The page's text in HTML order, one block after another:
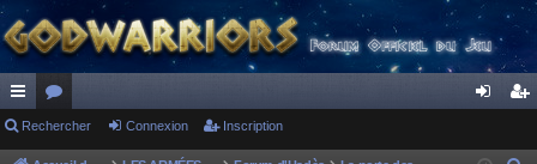
ac or
Rechercher Connexion Inscription